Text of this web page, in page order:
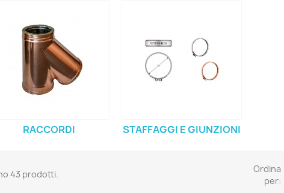
RACCORDI STAFFAGGI E GIUNZIONI
43 prodotti.
Ordina
per: